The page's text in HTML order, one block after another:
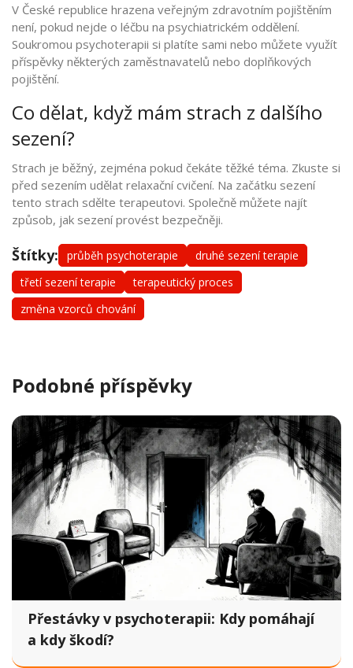
V České republice hrazena veřejným zdravotním pojištěním
není, pokud nejde o léčbu na psychiatrickém oddělení.
Soukromou psychoterapii si platíte sami nebo můžete využít
příspěvky některých zaměstnavatelů nebo doplňkových
pojištění.
Co dělat, když mám strach z dalšího
sezení?
Strach je běžný, zejména pokud čekáte těžké téma. Zkuste si
před sezením udělat relaxační cvičení. Na začátku sezení
tento strach sdělte terapeutovi. Společně můžete najít
způsob, jak sezení provést bezpečněji.
Štítky: průběh psychoterapie
druhé sezení terapie
třetí sezení terapie
terapeutický proces
změna vzorců chování
Podobné příspěvky
Přestávky v psychoterapii: Kdy pomáhají
a kdy škodí?